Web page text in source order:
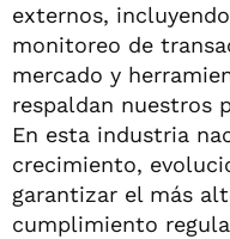
externos,
monitoreo de
mercado y
respaldan nuestros
En esta industria
crecimiento,
garantizar el más
cumplimiento